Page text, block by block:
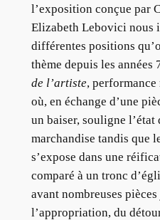
l’exposition conçue par
Elizabeth Lebovici nous
différentes positions
thème depuis les années
de l’artiste, performance
où, en échange d’une
un baiser, souligne l’état
marchandise tandis que
s’expose dans une
comparé à un tronc
avant nombreuses
l’appropriation, du